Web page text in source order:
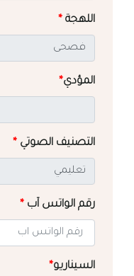
اللهجة *
المؤدي*
التصنيف الصوتي *
رقم الواتس آب *
السيناريو*